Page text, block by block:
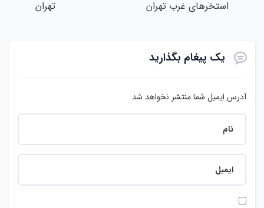
ذخیره نام، ایمیل و وبسایت من در مرورگر برای زمانی که دوباره
دیدگاهی می‌نویسم.